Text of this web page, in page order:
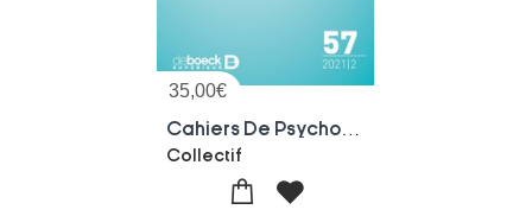
35,00€
Collectif